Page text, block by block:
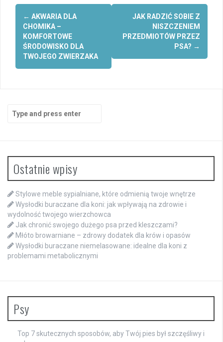
Post
navigation
← AKWARIA DLA
CHOMIKA –
KOMFORTOWE
ŚRODOWISKO DLA
TWOJEGO ZWIERZAKA
JAK RADZIĆ SOBIE Z
NISZCZENIEM
PRZEDMIOTÓW PRZEZ
PSA? →
Search
for:
Ostatnie wpisy
Stylowe meble sypialniane, które odmienią twoje wnętrze
Wysłodki buraczane dla koni: jak wpływają na zdrowie i
wydolność twojego wierzchowca
Jak chronić swojego dużego psa przed kleszczami?
Młóto browarniane – zdrowy dodatek dla krów i opasów
Wysłodki buraczane niemelasowane: idealne dla koni z
problemami metabolicznymi
Psy
Top 7 skutecznych sposobów, aby Twój pies był szczęśliwy i